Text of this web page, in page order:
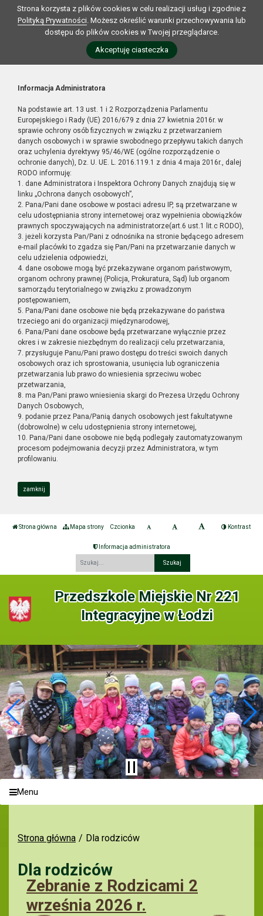
Strona korzysta z plików cookies w celu realizacji usług i zgodnie z
Polityką Prywatności. Możesz określić warunki przechowywania lub
dostępu do plików cookies w Twojej przeglądarce.
Akceptuję ciasteczka
Informacja Administratora
Na podstawie art. 13 ust. 1 i 2 Rozporządzenia Parlamentu
Europejskiego i Rady (UE) 2016/679 z dnia 27 kwietnia 2016r. w
sprawie ochrony osób fizycznych w związku z przetwarzaniem
danych osobowych i w sprawie swobodnego przepływu takich danych
oraz uchylenia dyrektywy 95/46/WE (ogólne rozporządzenie o
ochronie danych), Dz. U. UE. L. 2016.119.1 z dnia 4 maja 2016r., dalej
RODO informuję:
1. dane Administratora i Inspektora Ochrony Danych znajdują się w
linku „Ochrona danych osobowych”,
2. Pana/Pani dane osobowe w postaci adresu IP, są przetwarzane w
celu udostępniania strony internetowej oraz wypełnienia obowiązków
prawnych spoczywających na administratorze(art.6 ust.1 lit.c RODO),
3. jeżeli korzysta Pan/Pani z odnośnika na stronie będącego adresem
e-mail placówki to zgadza się Pan/Pani na przetwarzanie danych w
celu udzielenia odpowiedzi,
4. dane osobowe mogą być przekazywane organom państwowym,
organom ochrony prawnej (Policja, Prokuratura, Sąd) lub organom
samorządu terytorialnego w związku z prowadzonym
postępowaniem,
5. Pana/Pani dane osobowe nie będą przekazywane do państwa
trzeciego ani do organizacji międzynarodowej,
6. Pana/Pani dane osobowe będą przetwarzane wyłącznie przez
okres i w zakresie niezbędnym do realizacji celu przetwarzania,
7. przysługuje Panu/Pani prawo dostępu do treści swoich danych
osobowych oraz ich sprostowania, usunięcia lub ograniczenia
przetwarzania lub prawo do wniesienia sprzeciwu wobec
przetwarzania,
8. ma Pan/Pani prawo wniesienia skargi do Prezesa Urzędu Ochrony
Danych Osobowych,
9. podanie przez Pana/Panią danych osobowych jest fakultatywne
(dobrowolne) w celu udostępnienia strony internetowej,
10. Pana/Pani dane osobowe nie będą podlegały zautomatyzowanym
procesom podejmowania decyzji przez Administratora, w tym
profilowaniu.
zamknij
Strona główna Mapa strony Czcionka Kontrast
Informacja administratora
Przedszkole Miejskie Nr 221
Integracyjne w Łodzi
Menu
Strona główna Dla rodziców
Dla rodziców
Zebranie z Rodzicami 2
września 2026 r.